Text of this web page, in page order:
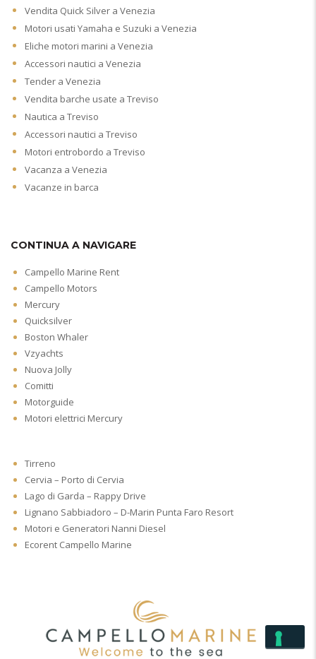
Vendita Quick Silver a Venezia
Motori usati Yamaha e Suzuki a Venezia
Eliche motori marini a Venezia
Accessori nautici a Venezia
Tender a Venezia
Vendita barche usate a Treviso
Nautica a Treviso
Accessori nautici a Treviso
Motori entrobordo a Treviso
Vacanza a Venezia
Vacanze in barca
CONTINUA A NAVIGARE
Campello Marine Rent
Campello Motors
Mercury
Quicksilver
Boston Whaler
Vzyachts
Nuova Jolly
Comitti
Motorguide
Motori elettrici Mercury
Tirreno
Cervia – Porto di Cervia
Lago di Garda – Rappy Drive
Lignano Sabbiadoro – D-Marin Punta Faro Resort
Motori e Generatori Nanni Diesel
Ecorent Campello Marine